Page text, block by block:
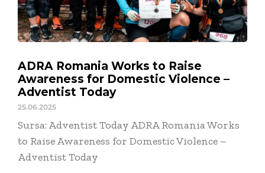
ADRA Romania Works to Raise
Awareness for Domestic Violence –
Adventist Today
25.06.2025
Sursa: Adventist Today ADRA Romania Works
to Raise Awareness for Domestic Violence –
Adventist Today